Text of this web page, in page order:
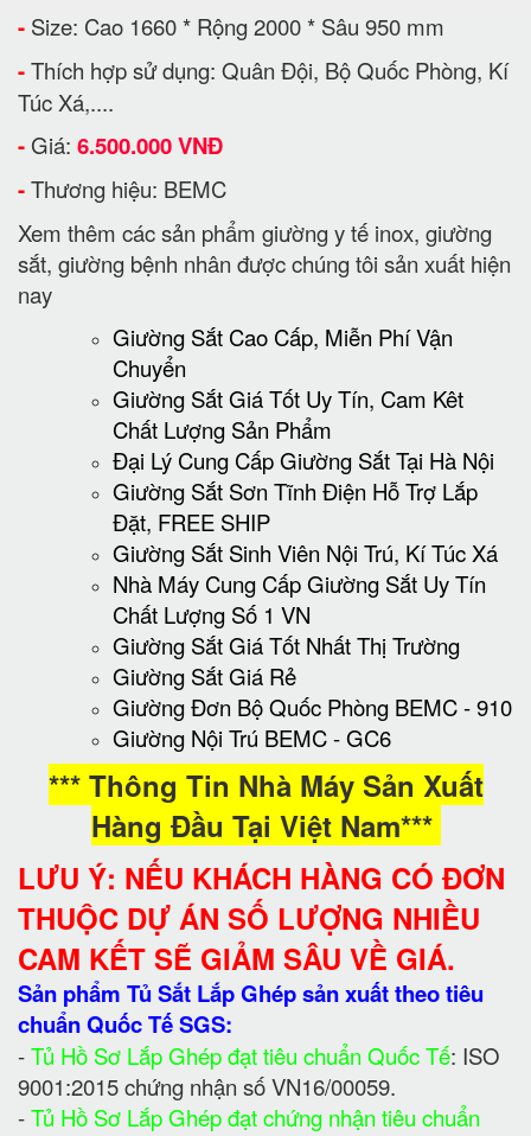
- Size: Cao 1660 * Rộng 2000 * Sâu 950 mm
-Thích hợp sử dụng: Quân Đội, Bộ Quốc Phòng, Kí
Túc Xá,....
- Giá: 6.500.000 VNĐ
-Thương hiệu: BEMC
Xem thêm các sản phẩm giường y tế inox, giường
sắt, giường bệnh nhân được chúng tôi sản xuất hiện
nay
Giường Sắt Cao Cấp, Miễn Phí Vận
Chuyển
Giường Sắt Giá Tốt Uy Tín, Cam Kêt
Chất Lượng Sản Phẩm
Đại Lý Cung Cấp Giường Sắt Tại Hà Nội
Giường Sắt Sơn Tĩnh Điện Hỗ Trợ Lắp
Đặt, FREE SHIP
Giường Sắt Sinh Viên Nội Trú, Kí Túc Xá
Nhà Máy Cung Cấp Giường Sắt Uy Tín
Chất Lượng Số 1 VN
Giường Sắt Giá Tốt Nhất Thị Trường
Giường Sắt Giá Rẻ
Giường Đơn Bộ Quốc Phòng BEMC - 910
Giường Nội Trú BEMC - GC6
*** Thông Tin Nhà Máy Sản Xuất
Hàng Đầu Tại Việt Nam***
LƯU Ý: NẾU KHÁCH HÀNG CÓ ĐƠN
THUỘC DỰ ÁN SỐ LƯỢNG NHIỀU
CAM KẾT SẼ GIẢM SÂU VỀ GIÁ.
Sản phẩm Tủ Sắt Lắp Ghép sản xuất theo tiêu
chuẩn Quốc Tế SGS:
-Tủ Hồ Sơ Lắp Ghép đạt tiêu chuẩn Quốc Tế: ISO
9001:2015 chứng nhận số VN16/00059.
-Tủ Hồ Sơ Lắp Ghép đạt chứng nhận tiêu chuẩn